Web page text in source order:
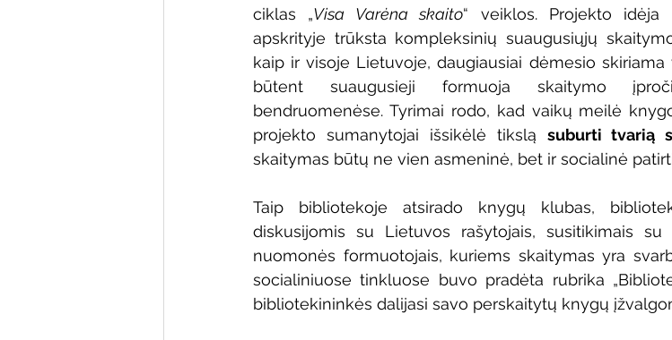
Vinco Krėvės-Mickevičiaus literatūr Literatai Literatų klubo
Varėnos bibliotekos renginiai Vaikų ir jaunimo renginiai
Poezijos pavasarėlis Ežio dvaras Gyvieji archyvai Žymios
Mobilūs pašnekesiai
ciklas „Visa Varėna skaito“ veiklos. Projekto idėja
apskrityje trūksta kompleksinių suaugusiųjų
kaip ir visoje Lietuvoje, daugiausiai dėmesio
būtent suaugusieji formuoja skaitymo
bendruomenėse. Tyrimai rodo, kad vaikų meilė
projekto sumanytojai išsikėlė tikslą suburti tvarią
skaitymas būtų ne vien asmeninė, bet ir socialinė
Taip bibliotekoje atsirado knygų klubas,
diskusijomis su Lietuvos rašytojais, susitikimais
nuomonės formuotojais, kuriems skaitymas yra
socialiniuose tinkluose buvo pradėta rubrika
bibliotekininkės dalijasi savo perskaitytų knygų